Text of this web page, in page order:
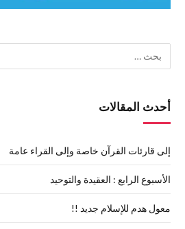
أحدث المقالات
إلى قارئات القرآن خاصة وإلى القراء عامة
الأسبوع الرابع : العقيدة والتوحيد
معول هدم للإسلام جديد !!